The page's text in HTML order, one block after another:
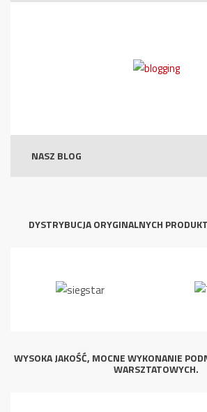
NASZ BLOG
DYSTRYBUCJA ORYGINALNYCH
WYSOKA JAKOŚĆ, MOCNE WYKONANIE
WARSZTATOWYCH.